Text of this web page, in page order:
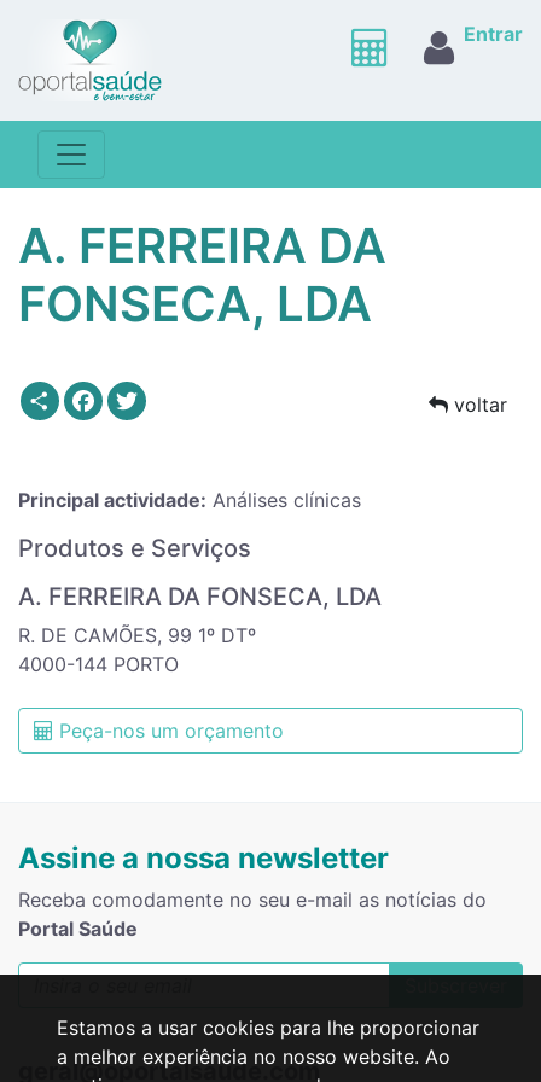
Entrar
A. FERREIRA DA
FONSECA, LDA
ShareFacebook
voltar
Principal actividade: Análises clínicas
Produtos e Serviços
A. FERREIRA DA FONSECA, LDA
R. DE CAMÕES, 99 1º DTº
4000-144 PORTO
Peça-nos um orçamento
Assine a nossa newsletter
Receba comodamente no seu e-mail as notícias do
Portal Saúde
geral@oportalsaude.com
Estamos a usar cookies para lhe proporcionar
a melhor experiência no nosso website. Ao